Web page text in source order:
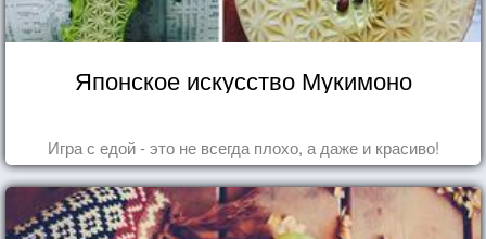
Японское искусство Мукимоно
Игра с едой - это не всегда плохо, а даже и красиво!